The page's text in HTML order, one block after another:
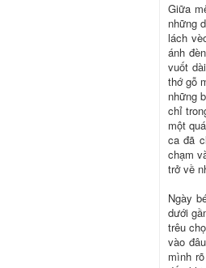
Giữa
những
lách
ánh
vuốt
thớ gỗ
những
chỉ
một
ca đã
chạm
trở về
Ngày
dưới
trêu
vào
mình